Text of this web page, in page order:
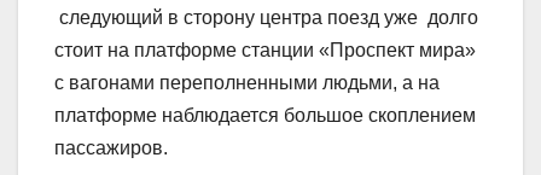
следующий в сторону центра поезд уже долго
стоит на платформе станции «Проспект мира»
с вагонами переполненными людьми, а на
платформе наблюдается большое скоплением
пассажиров.